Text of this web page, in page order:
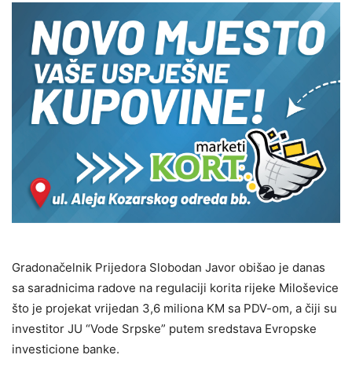
Gradonačelnik Prijedora Slobodan Javor obišao je danas
sa saradnicima radove na regulaciji korita rijeke Miloševice
što je projekat vrijedan 3,6 miliona KM sa PDV-om, a čiji su
investitor JU “Vode Srpske” putem sredstava Evropske
investicione banke.